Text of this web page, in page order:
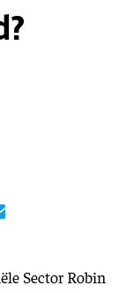
Sector Robin